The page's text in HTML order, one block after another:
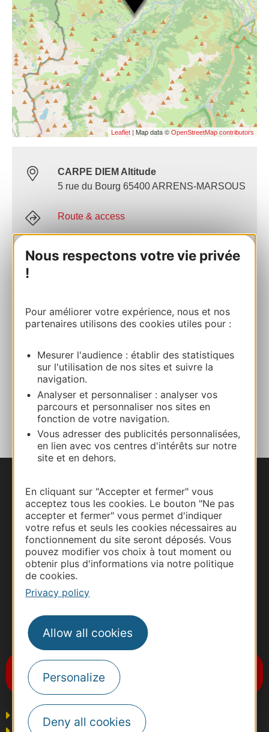
Nous respectons votre vie privée
!
Pour améliorer votre expérience, nous et nos
partenaires utilisons des cookies utiles pour :
Mesurer l'audience : établir des statistiques
sur l'utilisation de nos sites et suivre la
navigation.
Analyser et personnaliser : analyser vos
parcours et personnaliser nos sites en
fonction de votre navigation.
Vous adresser des publicités personnalisées,
en lien avec vos centres d'intérêts sur notre
site et en dehors.
En cliquant sur "Accepter et fermer" vous
acceptez tous les cookies. Le bouton "Ne pas
accepter et fermer" vous permet d'indiquer
votre refus et seuls les cookies nécessaires au
fonctionnement du site seront déposés. Vous
pouvez modifier vos choix à tout moment ou
obtenir plus d'informations via notre politique
de cookies.
Privacy policy
Allow all cookies
Personalize
Deny all cookies
Leaflet | Map data © OpenStreetMap contributors
CARPE DIEM Altitude
5 rue du Bourg 65400 ARRENS-MARSOUS
Route & access
+33 (0)6 78 49 26 95
Website
Facebook
ADD TO FAVORITES
#VoyageOccitanie
Subscribe to the newsletter
Destination Occitanie
Business/Mice